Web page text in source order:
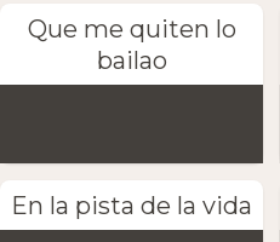
Que me quiten lo
bailao
En la pista de la vida